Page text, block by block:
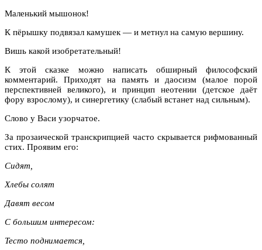
Маленький мышонок!
К пёрышку подвязал камушек — и метнул на самую вершину.
Вишь какой изобретательный!
К этой сказке можно написать обширный философский
комментарий. Приходят на память и даосизм (малое порой
перспективней великого), и принцип неотении (детское даёт
фору взрослому), и синергетику (слабый встанет над сильным).
Слово у Васи узорчатое.
За прозаической транскрипцией часто скрывается рифмованный
стих. Проявим его:
Сидят,
Хлебы солят
Давят весом
С большим интересом:
Тесто поднимается,